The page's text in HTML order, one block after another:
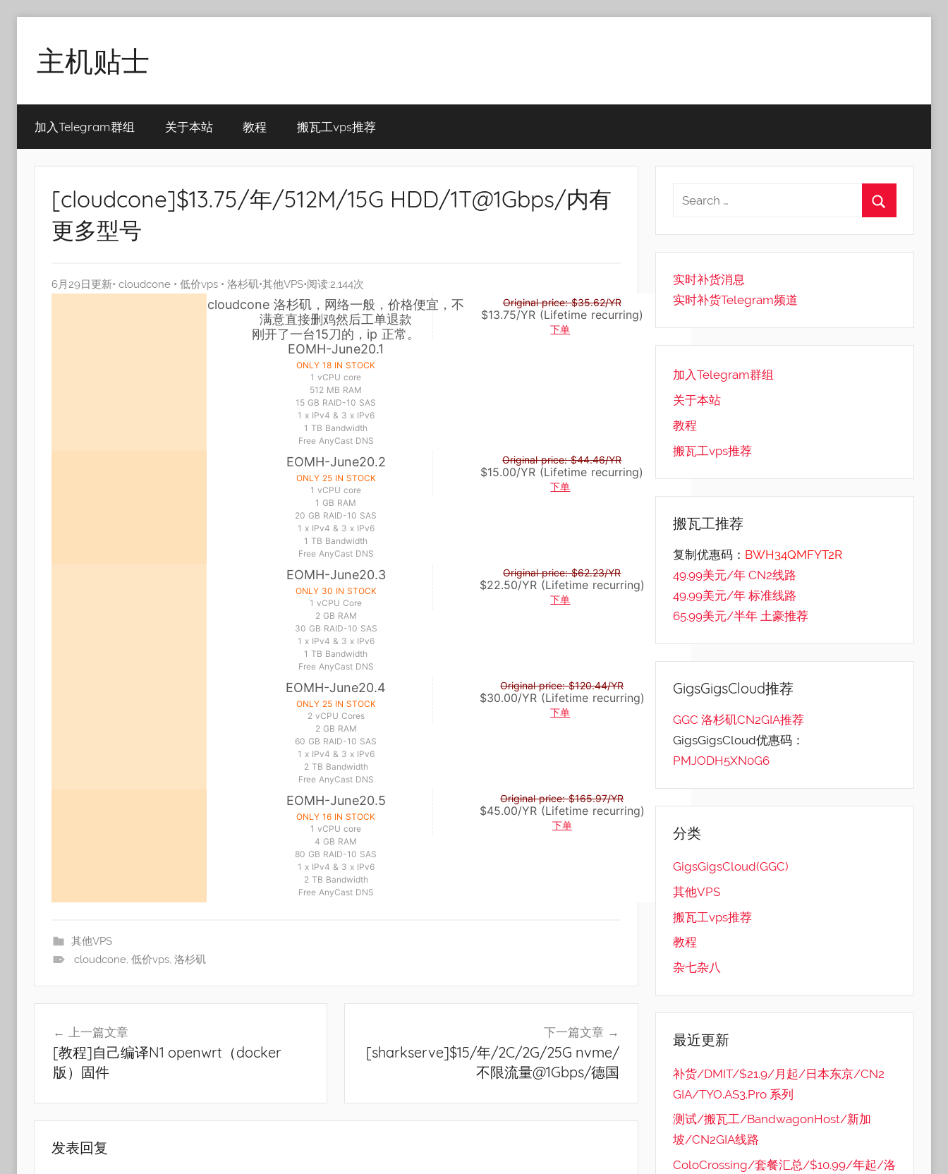
content
主机贴士
瓦
工|BandwagonHost
加入Telegram群组 关于本站 教程 搬瓦工vps推荐
[cloudcone]$13.75/年/512M/15G HDD/1T@1Gbps/内有
更多型号
6月29日更新• cloudcone • 低价vps • 洛杉矶•其他VPS•阅读:2,144次
cloudcone 洛杉矶，网络一般 ，价格便宜 ，不
满意直接删鸡然后工单退款
刚开了一台15刀的，ip 正常。
EOMH-June20.1
ONLY 18 IN STOCK
1 vCPU core
512 MB RAM
15 GB RAID-10 SAS
1 x IPv4 & 3 x IPv6
1 TB Bandwidth
Free AnyCast DNS
Original price: $35.62/YR
$13.75/YR (Lifetime recurring)
下单
EOMH-June20.2
ONLY 25 IN STOCK
1 vCPU core
1 GB RAM
20 GB RAID-10 SAS
1 x IPv4 & 3 x IPv6
1 TB Bandwidth
Free AnyCast DNS
Original price: $44.46/YR
$15.00/YR (Lifetime recurring)
下单
EOMH-June20.3
ONLY 30 IN STOCK
1 vCPU Core
2 GB RAM
30 GB RAID-10 SAS
1 x IPv4 & 3 x IPv6
1 TB Bandwidth
Free AnyCast DNS
Original price: $62.23/YR
$22.50/YR (Lifetime recurring)
下单
EOMH-June20.4
ONLY 25 IN STOCK
2 vCPU Cores
2 GB RAM
60 GB RAID-10 SAS
1 x IPv4 & 3 x IPv6
2 TB Bandwidth
Free AnyCast DNS
Original price: $120.44/YR
$30.00/YR (Lifetime recurring)
下单
EOMH-June20.5
ONLY 16 IN STOCK
1 vCPU core
4 GB RAM
80 GB RAID-10 SAS
1 x IPv4 & 3 x IPv6
2 TB Bandwidth
Free AnyCast DNS
Original price: $165.97/YR
$45.00/YR (Lifetime recurring)
下单
其他VPS
cloudcone, 低价vps, 洛杉矶
上一篇文章
[教程]自己编译N1 openwrt（docker
版）固件
下一篇文章
[sharkserve]$15/年/2C/2G/25G nvme/
不限流量@1Gbps/德国
发表回复
实时补货消息
实时补货Telegram频道
加入Telegram群组
关于本站
教程
搬瓦工vps推荐
搬瓦工推荐
复制优惠码： BWH34QMFYT2R
49.99美元/年 CN2线路
49.99美元/年 标准线路
65.99美元/半年 土豪推荐
GigsGigsCloud推荐
GGC 洛杉矶CN2GIA推荐
GigsGigsCloud优惠码：
PMJODH5XN0G6
分类
GigsGigsCloud(GGC)
其他VPS
搬瓦工vps推荐
教程
杂七杂八
最近更新
补货/DMIT/$21.9/月起/日本东京/CN2
GIA/TYO.AS3.Pro 系列
测试/搬瓦工/BandwagonHost/新加
坡/CN2GIA线路
ColoCrossing/套餐汇总/$10.99/年起/洛